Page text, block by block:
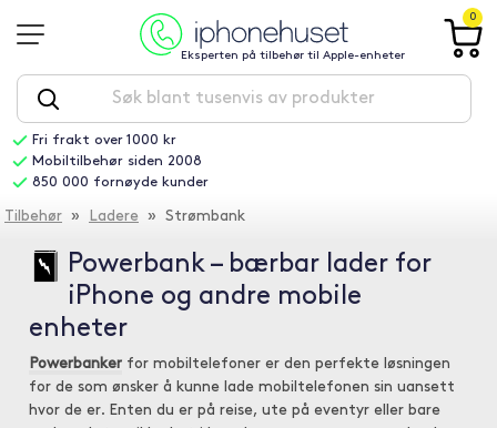
Eksperten på tilbehør til Apple-enheter
0
Fri frakt over 1000 kr
Mobiltilbehør siden 2008
850 000 fornøyde kunder
Tilbehør » Ladere » Strømbank
Powerbank – bærbar lader for
iPhone og andre mobile
enheter
Powerbanker for mobiltelefoner er den perfekte løsningen
for de som ønsker å kunne lade mobiltelefonen sin uansett
hvor de er. Enten du er på reise, ute på eventyr eller bare